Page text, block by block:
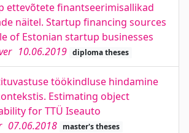
ettevõtete finantseerimisallikad
näitel. Startup financing sources
of Estonian startup businesses
10.06.2019 diploma theses
töökindluse hindamine
Estimating object
for TTÜ Iseauto
07.06.2018 master's theses